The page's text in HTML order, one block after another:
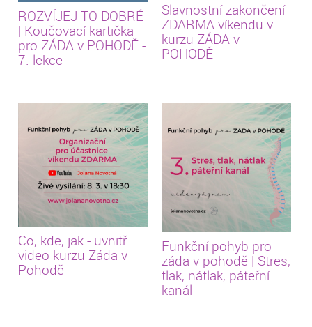
ROZVÍJEJ TO DOBRÉ
| Koučovací kartička
pro ZÁDA v POHODĚ -
7. lekce
Slavnostní zakončení
ZDARMA víkendu v
kurzu ZÁDA v
POHODĚ
Co, kde, jak - uvnitř
video kurzu Záda v
Pohodě
Funkční pohyb pro
záda v pohodě | Stres,
tlak, nátlak, páteřní
kanál